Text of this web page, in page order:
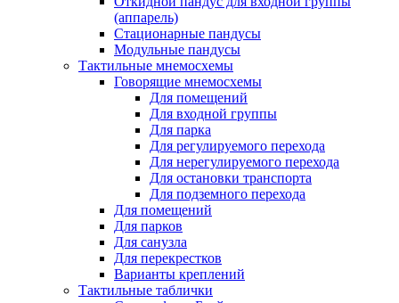
(аппарель)
Стационарные пандусы
Модульные пандусы
Тактильные мнемосхемы
Говорящие мнемосхемы
Для помещений
Для входной группы
Для парка
Для регулируемого перехода
Для нерегулируемого перехода
Для остановки транспорта
Для подземного перехода
Для помещений
Для парков
Для санузла
Для перекрестков
Варианты креплений
Тактильные таблички